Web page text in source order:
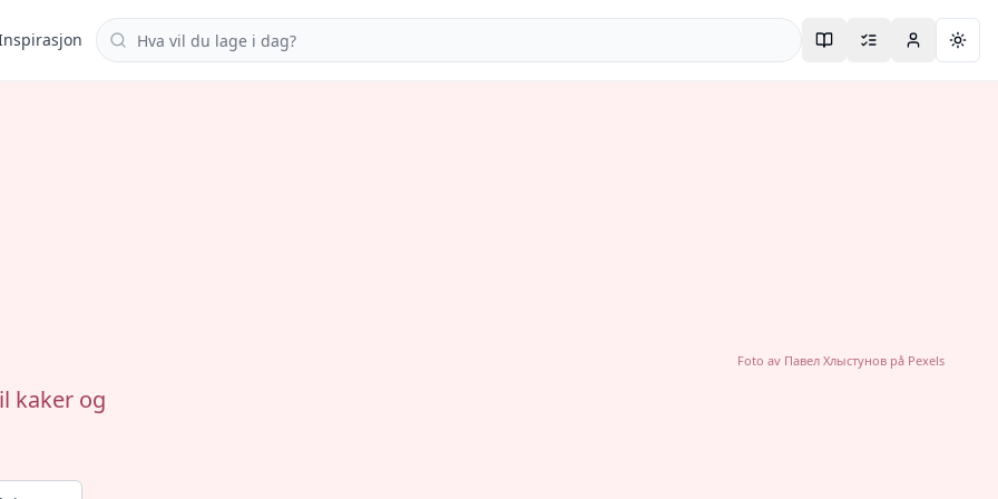
Søk i oppskrifter
kaker og
Foto av Павел Хлыстуновpå Pexels